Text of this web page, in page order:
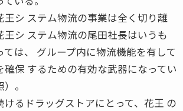
王シ ステム物流の事業は全く切り離
王シ ステム物流の尾田社長はいうも
ては、 グループ内に物流機能を有して
確保 するための有効な武器になってい
。
けるドラッグストアにとって、花王 の